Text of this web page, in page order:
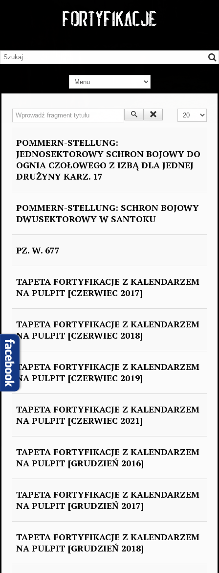
Wprowadź fragment tytułu Pokaż #
POMMERN-STELLUNG:
JEDNOSEKTOROWY SCHRON BOJOWY DO
OGNIA CZOŁOWEGO Z IZBĄ DLA JEDNEJ
DRUŻYNY KARZ. 17
POMMERN-STELLUNG: SCHRON BOJOWY
DWUSEKTOROWY W SANTOKU
PZ. W. 677
TAPETA FORTYFIKACJE Z KALENDARZEM
NA PULPIT [CZERWIEC 2017]
TAPETA FORTYFIKACJE Z KALENDARZEM
NA PULPIT [CZERWIEC 2018]
TAPETA FORTYFIKACJE Z KALENDARZEM
NA PULPIT [CZERWIEC 2019]
TAPETA FORTYFIKACJE Z KALENDARZEM
NA PULPIT [CZERWIEC 2021]
TAPETA FORTYFIKACJE Z KALENDARZEM
NA PULPIT [GRUDZIEŃ 2016]
TAPETA FORTYFIKACJE Z KALENDARZEM
NA PULPIT [GRUDZIEŃ 2017]
TAPETA FORTYFIKACJE Z KALENDARZEM
NA PULPIT [GRUDZIEŃ 2018]